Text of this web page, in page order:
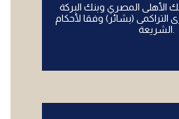
الأهلى المصري وبنك البركة
التراكمى (بشائر) وفقا لأحكام